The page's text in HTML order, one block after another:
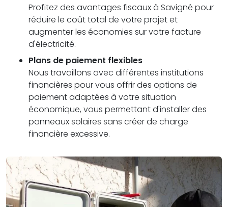
Profitez des avantages fiscaux à Savigné pour
réduire le coût total de votre projet et
augmenter les économies sur votre facture
d'électricité.
Plans de paiement flexibles
Nous travaillons avec différentes institutions
financières pour vous offrir des options de
paiement adaptées à votre situation
économique, vous permettant d'installer des
panneaux solaires sans créer de charge
financière excessive.